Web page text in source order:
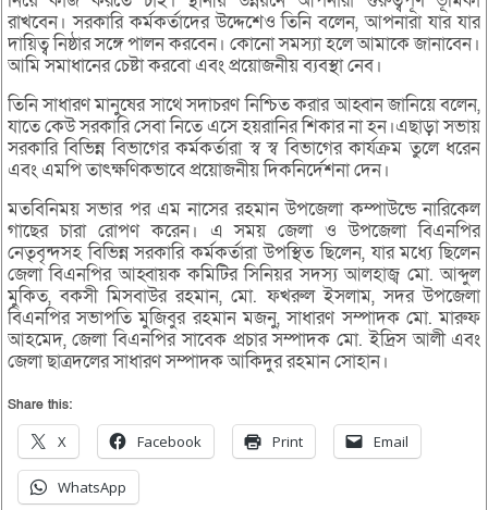
রাখবেন। সরকারি কর্মকর্তাদের উদ্দেশেও তিনি বলেন, আপনারা যার যার
দায়িত্ব নিষ্ঠার সঙ্গে পালন করবেন। কোনো সমস্যা হলে আমাকে জানাবেন।
আমি সমাধানের চেষ্টা করবো এবং প্রয়োজনীয় ব্যবস্থা নেব।
তিনি সাধারণ মানুষের সাথে সদাচরণ নিশ্চিত করার আহ্বান জানিয়ে বলেন,
যাতে কেউ সরকারি সেবা নিতে এসে হয়রানির শিকার না হন।এছাড়া সভায়
সরকারি বিভিন্ন বিভাগের কর্মকর্তারা স্ব স্ব বিভাগের কার্যক্রম তুলে ধরেন
এবং এমপি তাৎক্ষণিকভাবে প্রয়োজনীয় দিকনির্দেশনা দেন।
মতবিনিময় সভার পর এম নাসের রহমান উপজেলা কম্পাউন্ডে নারিকেল
গাছের চারা রোপণ করেন। এ সময় জেলা ও উপজেলা বিএনপির
নেতৃবৃন্দসহ বিভিন্ন সরকারি কর্মকর্তারা উপস্থিত ছিলেন, যার মধ্যে ছিলেন
জেলা বিএনপির আহ্বায়ক কমিটির সিনিয়র সদস্য আলহাজ্ব মো. আব্দুল
মুকিত, বকসী মিসবাউর রহমান, মো. ফখরুল ইসলাম, সদর উপজেলা
বিএনপির সভাপতি মুজিবুর রহমান মজনু, সাধারণ সম্পাদক মো. মারুফ
আহমেদ, জেলা বিএনপির সাবেক প্রচার সম্পাদক মো. ইদ্রিস আলী এবং
জেলা ছাত্রদলের সাধারণ সম্পাদক আকিদুর রহমান সোহান।
Share this:
X Facebook Print Email
WhatsApp